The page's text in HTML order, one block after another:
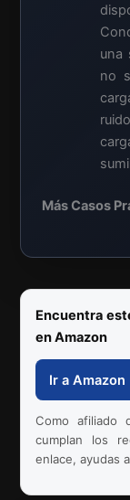
una
no
Más Casos
Encuentra
en Amazon
Ir a Amazon
Como afiliado
cumplan los
enlace, ayudas